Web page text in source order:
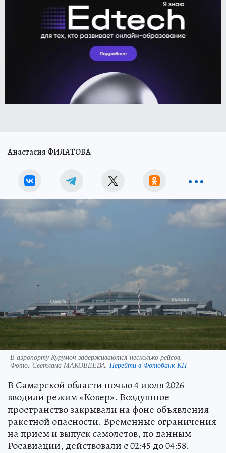
Анастасия ФИЛАТОВА
В аэропорту Курумоч задерживаются несколько рейсов.
Фото: Светлана МАКОВЕЕВА. Перейти в Фотобанк КП
В Самарской области ночью 4 июля 2026
вводили режим «Ковер». Воздушное
пространство закрывали на фоне объявления
ракетной опасности. Временные ограничения
на прием и выпуск самолетов, по данным
Росавиации, действовали с 02:45 до 04:58.